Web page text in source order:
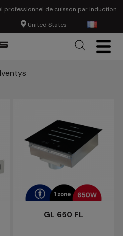
professionnel de cuisson par induction
United States
GL 650 FL